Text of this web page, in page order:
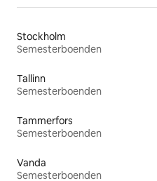
Stockholm
Semesterboenden
Tallinn
Semesterboenden
Tammerfors
Semesterboenden
Vanda
Semesterboenden